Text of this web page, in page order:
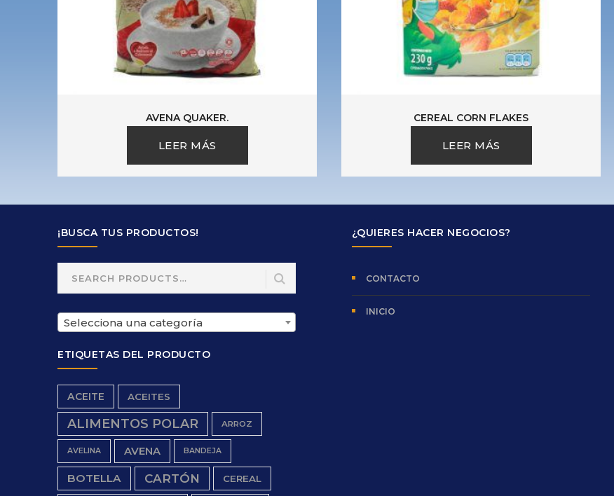
AVENA QUAKER.
LEER MÁS
CEREAL CORN FLAKES
LEER MÁS
¡BUSCA TUS PRODUCTOS!
Selecciona una categoría
ETIQUETAS DEL PRODUCTO
ACEITE ACEITES
ALIMENTOS POLAR ARROZ
AVELINA AVENA BANDEJA
BOTELLA CARTÓN CEREAL
¿QUIERES HACER NEGOCIOS?
CONTACTO
INICIO